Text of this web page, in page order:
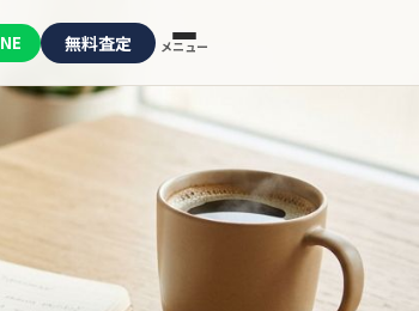
無料査定 メニュー